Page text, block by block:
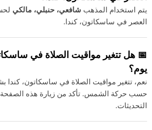
يتم استخدام المذهب شافعي، حنبلي، مالكي
العصر في ساسكاتون، كندا.
📅 هل تتغير مواقيت الصلاة في
يوم؟
نعم، تتغير مواقيت الصلاة في ساسكاتون، كندا
حسب حركة الشمس. تأكد من زيارة هذه
التحديثات.